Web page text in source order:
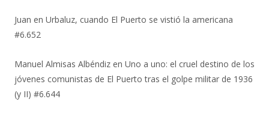
Juan en Urbaluz, cuando El Puerto se vistió la americana
#6.652
Manuel Almisas Albéndiz en Uno a uno: el cruel destino de los
jóvenes comunistas de El Puerto tras el golpe militar de 1936
(y II) #6.644